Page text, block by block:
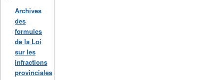
Archives
des
formules
de la Loi
sur les
infractions
provinciales